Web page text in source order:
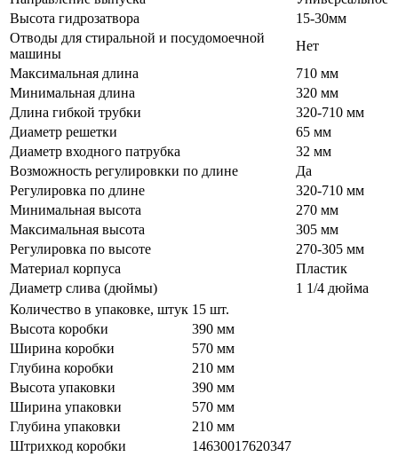
Высота гидрозатвора
15-30мм
Отводы для стиральной и посудомоечной
машины
Нет
Максимальная длина
710 мм
Минимальная длина
320 мм
Длина гибкой трубки
320-710 мм
Диаметр решетки
65 мм
Диаметр входного патрубка
32 мм
Возможность регулировкки по длине
Да
Регулировка по длине
320-710 мм
Минимальная высота
270 мм
Максимальная высота
305 мм
Регулировка по высоте
270-305 мм
Материал корпуса
Пластик
Диаметр слива (дюймы)
1 1/4 дюйма
Количество в упаковке, штук 15 шт.
Высота коробки
390 мм
Ширина коробки
570 мм
Глубина коробки
210 мм
Высота упаковки
390 мм
Ширина упаковки
570 мм
Глубина упаковки
210 мм
Штрихкод коробки
14630017620347